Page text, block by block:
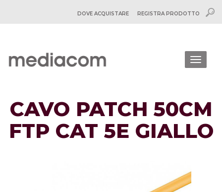
DOVE ACQUISTARE REGISTRA PRODOTTO
CAVO PATCH 50CM
FTP CAT 5E GIALLO